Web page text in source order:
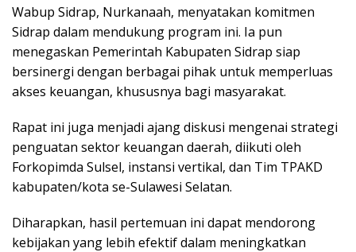
Wabup Sidrap, Nurkanaah, menyatakan komitmen
Sidrap dalam mendukung program ini. Ia pun
menegaskan Pemerintah Kabupaten Sidrap siap
bersinergi dengan berbagai pihak untuk memperluas
akses keuangan, khususnya bagi masyarakat.
Rapat ini juga menjadi ajang diskusi mengenai strategi
penguatan sektor keuangan daerah, diikuti oleh
Forkopimda Sulsel, instansi vertikal, dan Tim TPAKD
kabupaten/kota se-Sulawesi Selatan.
Diharapkan, hasil pertemuan ini dapat mendorong
kebijakan yang lebih efektif dalam meningkatkan